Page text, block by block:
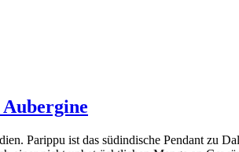
Parippu ist das südindische Pendant zu